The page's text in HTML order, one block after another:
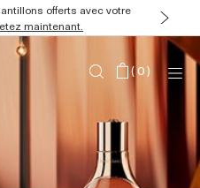
offerts avec votre
maintenant.
(0)